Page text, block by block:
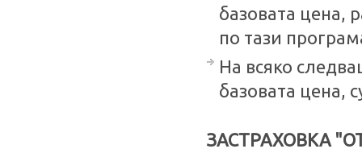
базовата цена,
по тази
На всяко
базовата цена,
ЗАСТРАХОВКА